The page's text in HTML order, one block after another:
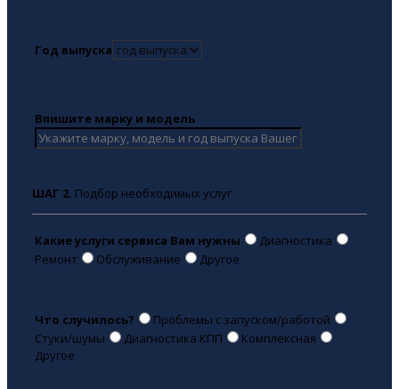
Год выпуска
Впишите марку и модель
ШАГ 2. Подбор необходимых услуг
Какие услуги сервиса Вам нужны
Диагностика
Ремонт
Обслуживание Другое
Что случилось?
Проблемы с запуском/работой
Стуки/шумы
Диагностика КПП
Комплексная
Другое